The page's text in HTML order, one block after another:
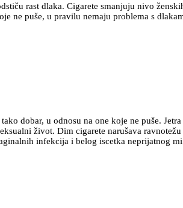
rast dlaka. Cigarete smanjuju nivo
ne puše, u pravilu nemaju problema s
dobar, u odnosu na one koje ne puše.
život. Dim cigarete narušava
infekcija i belog iscetka neprijatnog